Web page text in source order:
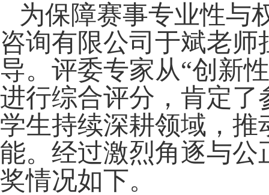
为保障赛事专业性与
咨询有限公司于斌老
导。评委专家从“创新
进行综合评分，肯定了
学生持续深耕领域，
能。经过激烈角逐与
奖情况如下。